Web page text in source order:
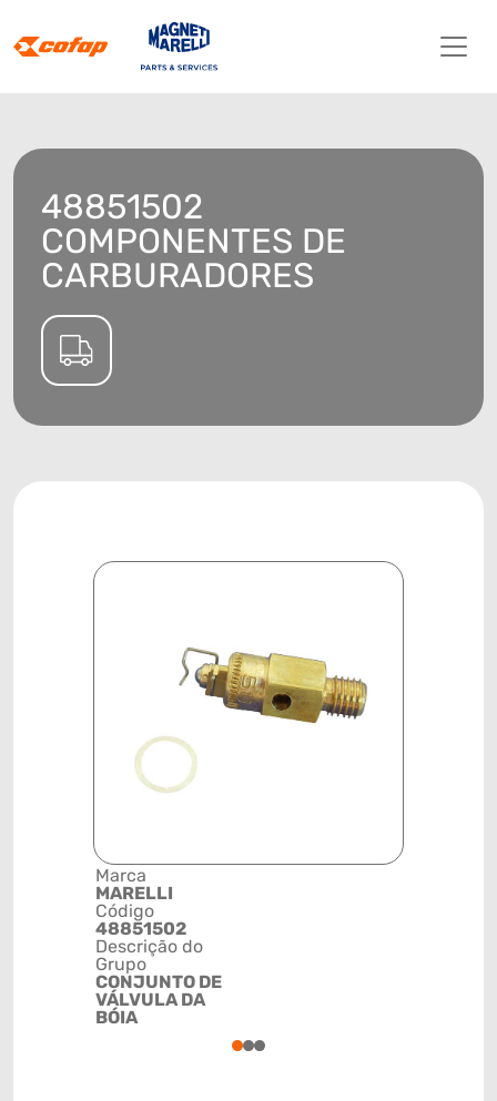
48851502
COMPONENTES DE
CARBURADORES
Marca
MARELLI
Código
48851502
Descrição do
Grupo
CONJUNTO DE
VÁLVULA DA
BÓIA
123